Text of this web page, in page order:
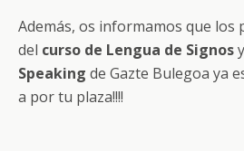
Además, os informamos que los
del curso de Lengua de Signos
Speaking de Gazte Bulegoa ya
a por tu plaza!!!!